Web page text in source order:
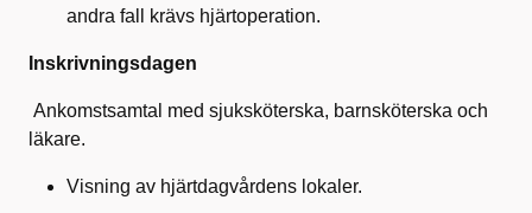
andra fall krävs hjärtoperation.
Inskrivningsdagen
Ankomstsamtal med sjuksköterska, barnsköterska och
läkare.
Visning av hjärtdagvårdens lokaler.